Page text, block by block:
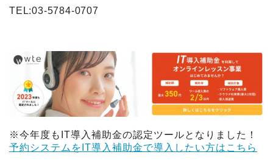
TEL:03-5784-0707
※今年度もIT導入補助金の認定ツールとなりました！
予約システムをIT導入補助金で導入したい方はこちら